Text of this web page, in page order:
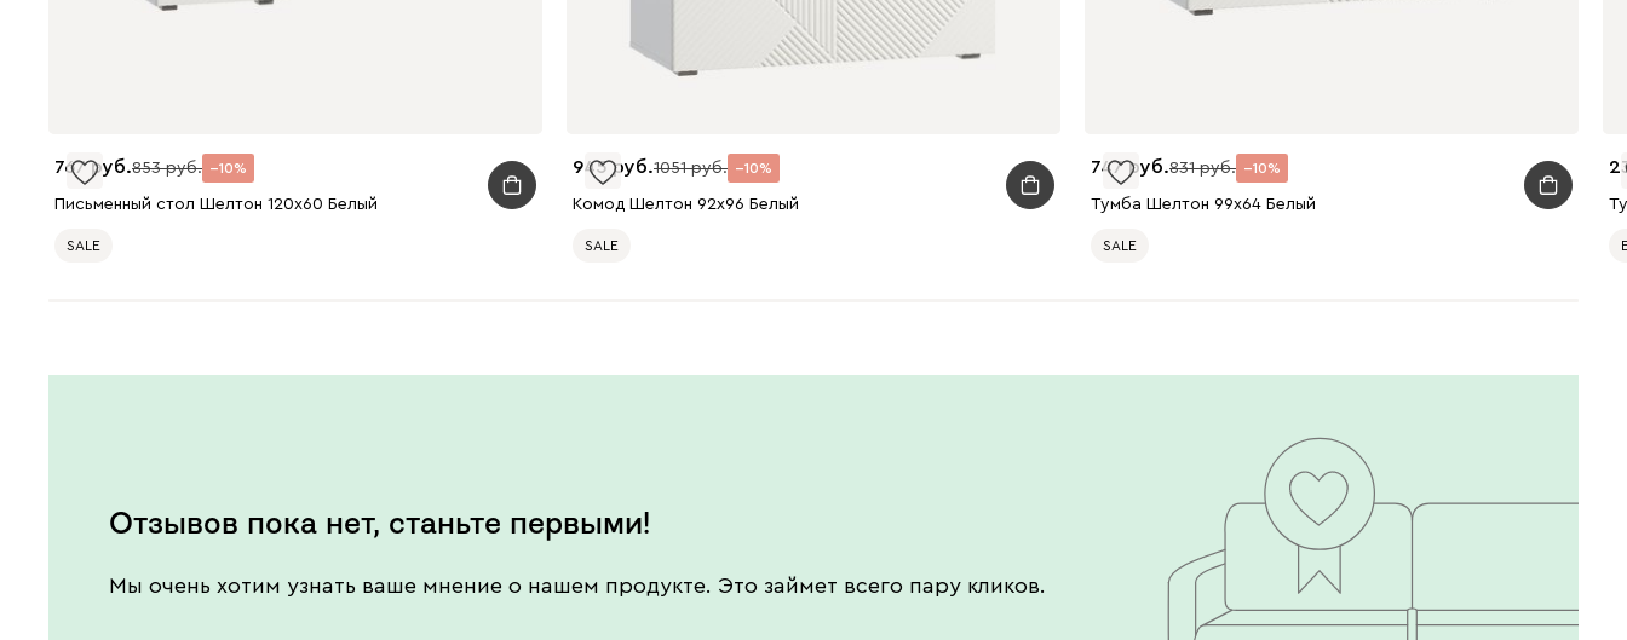
767 853 10
Письменный стол Шелтон 120x60 Белый
SALE
945 1051 10
Комод Шелтон 92x96 Белый
SALE
747 831 10
Тумба Шелтон 99x64 Белый
SALE
Отзывов пока нет, станьте первыми!
Мы очень хотим узнать ваше мнение о нашем продукте. Это займет всего пару кликов.